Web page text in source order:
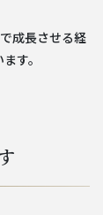
成長させる経
す。